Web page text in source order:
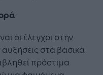
οι έλεγχοι στην
στα βασικά
πρόστιμα